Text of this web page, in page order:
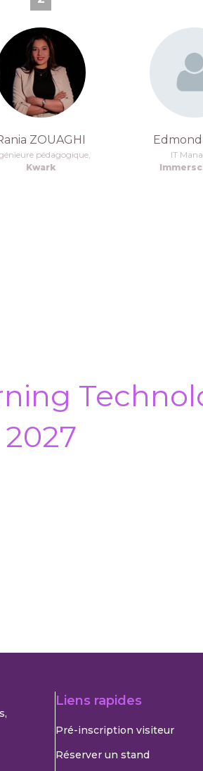
ZOUAGHI
pédagogique,
Kwark
Edmond
IT
2027
Liens rapides
Pré-inscription visiteur
Réserver un stand